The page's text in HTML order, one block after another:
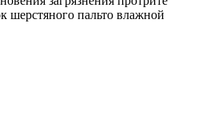
шерстяного пальто влажной